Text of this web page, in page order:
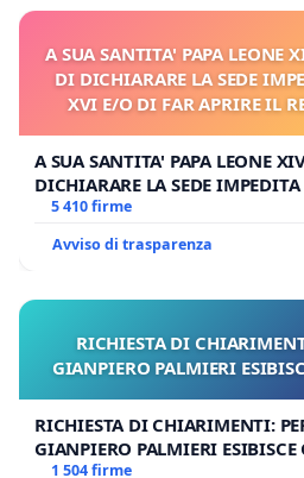
A SUA SANTITA' PAPA LEONE
DI DICHIARARE LA SEDE
XVI E/O DI FAR APRIRE IL
A SUA SANTITA' PAPA LEONE
DICHIARARE LA SEDE
E/O DI FAR APRIRE IL RELATIVO
5 410 firme
Avviso di trasparenza
RICHIESTA DI
GIANPIERO PALMIERI
RICHIESTA DI CHIARIMENTI:
GIANPIERO PALMIERI ESIBISCE
1 504 firme